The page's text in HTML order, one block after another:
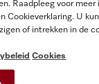
Raadpleeg voor
Cookieverklaring. U
of intrekken in de
Cookies